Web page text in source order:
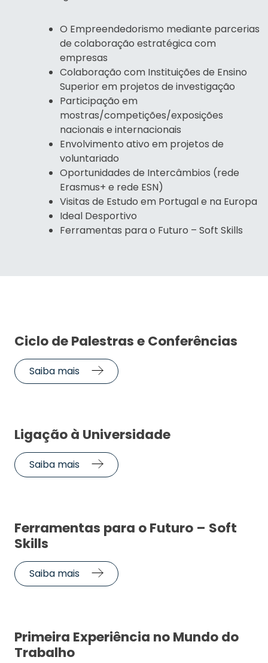
O Empreendedorismo mediante parcerias
de colaboração estratégica com
empresas
Colaboração com Instituições de Ensino
Superior em projetos de investigação
Participação em
mostras/competições/exposições
nacionais e internacionais
Envolvimento ativo em projetos de
voluntariado
Oportunidades de Intercâmbios (rede
Erasmus+ e rede ESN)
Visitas de Estudo em Portugal e na Europa
Ideal Desportivo
Ferramentas para o Futuro – Soft Skills
Ciclo de Palestras e Conferências
Saiba mais
Ligação à Universidade
Saiba mais
Ferramentas para o Futuro – Soft
Skills
Saiba mais
Primeira Experiência no Mundo do
Trabalho